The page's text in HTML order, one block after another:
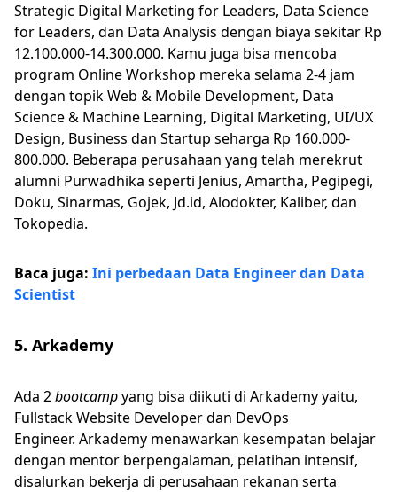
Strategic Digital Marketing for Leaders, Data Science
for Leaders, dan Data Analysis dengan biaya sekitar Rp
12.100.000-14.300.000. Kamu juga bisa mencoba
program Online Workshop mereka selama 2-4 jam
dengan topik Web & Mobile Development, Data
Science & Machine Learning, Digital Marketing, UI/UX
Design, Business dan Startup seharga Rp 160.000-
800.000. Beberapa perusahaan yang telah merekrut
alumni Purwadhika seperti Jenius, Amartha, Pegipegi,
Doku, Sinarmas, Gojek, Jd.id, Alodokter, Kaliber, dan
Tokopedia.
Baca juga: Ini perbedaan Data Engineer dan Data
Scientist
5. Arkademy
Ada 2bootcampyang bisa diikuti di Arkademy yaitu,
Fullstack Website Developer dan DevOps
Engineer. Arkademy menawarkan kesempatan belajar
dengan mentor berpengalaman, pelatihan intensif,
disalurkan bekerja di perusahaan rekanan serta